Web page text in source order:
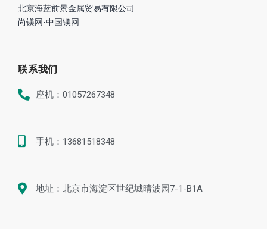
北京海蓝前景金属贸易有限公司
尚镁网-中国镁网
联系我们
座机：01057267348
手机：13681518348
地址：北京市海淀区世纪城晴波园7-1-B1A